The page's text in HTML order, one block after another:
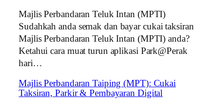
Majlis Perbandaran Teluk Intan (MPTI)
Sudahkah anda semak dan bayar cukai taksiran
Majlis Perbandaran Teluk Intan (MPTI) anda?
Ketahui cara muat turun aplikasi Park@Perak
hari…
Majlis Perbandaran Taiping (MPT): Cukai
Taksiran, Parkir & Pembayaran Digital